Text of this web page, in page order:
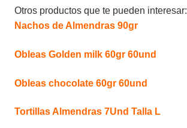
Otros productos que te pueden interesar:
Nachos de Almendras 90gr
Obleas Golden milk 60gr 60und
Obleas chocolate 60gr 60und
Tortillas Almendras 7Und Talla L